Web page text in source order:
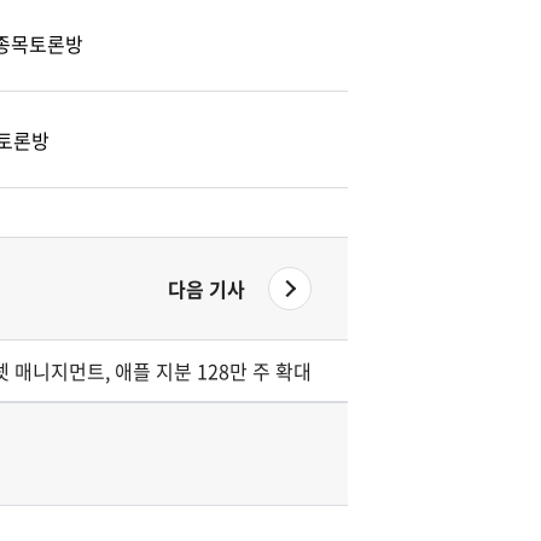
목토론방
론방
다음 기사
매니지먼트, 애플 지분 128만 주 확대